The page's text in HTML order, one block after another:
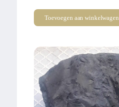
Toevoegen aan winkelwagen